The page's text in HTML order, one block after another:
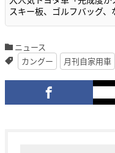
スキー板、ゴルフバッグ
ニュース
カングー
月刊自家用車